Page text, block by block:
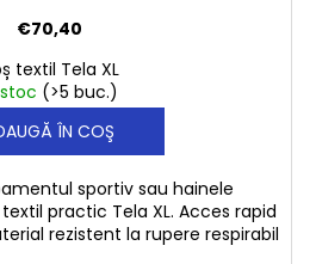
textil Tela XL
(>5 buc.)
€70,40
ÎN COŞ
sportiv sau hainele
practic Tela XL. Acces rapid
rezistent la rupere respirabil